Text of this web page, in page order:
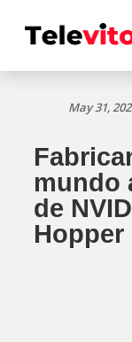
May 31,
mundo
de
Hopper